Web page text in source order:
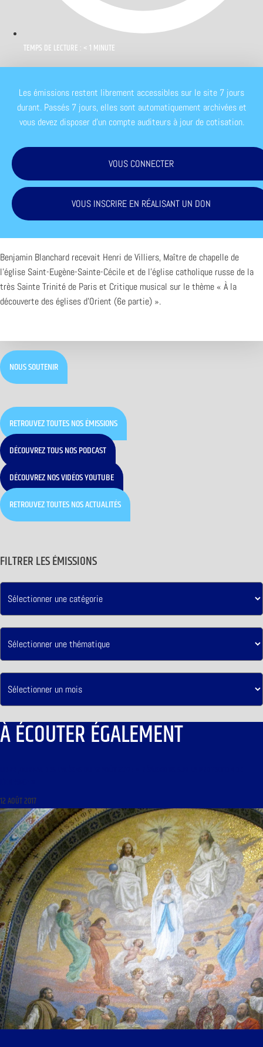
TEMPS DE LECTURE : < 1 MINUTE
Les émissions restent librement accessibles sur le site 7 jours
durant. Passés 7 jours, elles sont automatiquement archivées et
vous devez disposer d'un compte auditeurs à jour de cotisation.
VOUS CONNECTER
VOUS INSCRIRE EN RÉALISANT UN DON
Benjamin Blanchard recevait Henri de Villiers, Maître de chapelle de
l’église Saint-Eugène-Sainte-Cécile et de l’église catholique russe de la
très Sainte Trinité de Paris et Critique musical sur le thème « À la
découverte des églises d’Orient (6e partie) ».
NOUS SOUTENIR
RETROUVEZ TOUTES NOS ÉMISSIONS
DÉCOUVREZ TOUS NOS PODCAST
DÉCOUVREZ NOS VIDÉOS YOUTUBE
RETROUVEZ TOUTES NOS ACTUALITÉS
FILTRER LES ÉMISSIONS
À ÉCOUTER ÉGALEMENT
12 AOÛT 2017